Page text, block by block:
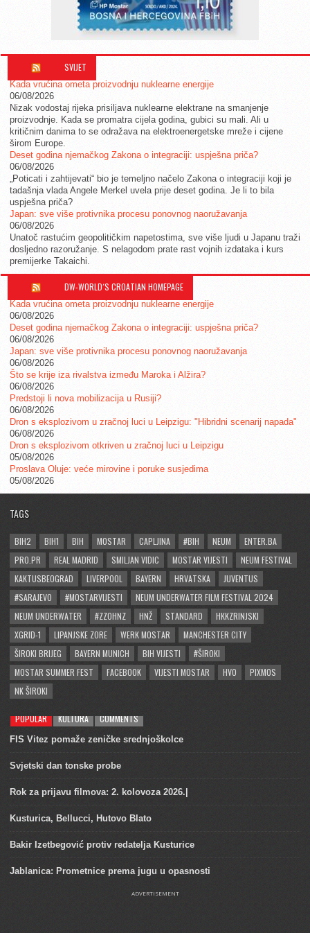
SVIJET
Kada vrućina ometa proizvodnju nuklearne energije
06/08/2026
Nizak vodostaj rijeka prisiljava nuklearne elektrane na smanjenje
proizvodnje. Kada se promatra cijela godina, gubici su mali. Ali u
kritičnim danima to se odražava na elektroenergetske mreže i cijene
širom Europe.
Deset godina njemačkog Zakona o integraciji: uspješna priča?
06/08/2026
„Poticati i zahtijevati“ bio je temeljno načelo Zakona o integraciji koji je
tadašnja vlada Angele Merkel uvela prije deset godina. Je li to bila
uspješna priča?
Japan: sve više protivnika procesu ponovnog naoružavanja
06/08/2026
Unatoč rastućim geopolitičkim napetostima, sve više ljudi u Japanu traži
dosljedno razoružanje. S nelagodom prate rast vojnih izdataka i kurs
premijerke Takaichi.
DW-WORLD´S CROATIAN HOMEPAGE
Kada vrućina ometa proizvodnju nuklearne energije
06/08/2026
Deset godina njemačkog Zakona o integraciji: uspješna priča?
06/08/2026
Japan: sve više protivnika procesu ponovnog naoružavanja
06/08/2026
Što se krije iza rivalstva između Maroka i Alžira?
06/08/2026
Predstoji li nova mobilizacija u Rusiji?
06/08/2026
Dron s eksplozivom u zračnoj luci u Leipzigu: "Hibridni scenarij napada"
06/08/2026
Dron s eksplozivom otkriven u zračnoj luci u Leipzigu
05/08/2026
Proslava Oluje: veće mirovine i poruke susjedima
05/08/2026
TAGS
BIH2 BIH1 BIH MOSTAR CAPLJINA #BIH NEUM
ENTER.BA
PRO.PR
REAL MADRID SMILJAN VIDIC MOSTAR VIJESTI
NEUM FESTIVAL
KAKTUSBEOGRAD
LIVERPOOL BAYERN HRVATSKA
JUVENTUS
#SARAJEVO
#MOSTARVIJESTI
NEUM UNDERWATER FILM FESTIVAL 2024
NEUM UNDERWATER
#ZZOHNZ HNŽ STANDARD
HKKZRINJSKI
XGRID-1
LIPANJSKE ZORE WERK MOSTAR
MANCHESTER CITY
ŠIROKI BRIJEG
BAYERN MUNICH BIH VIJESTI
#ŠIROKI
MOSTAR SUMMER FEST
FACEBOOK VIJESTI MOSTAR HVO
PIXMOS
NK ŠIROKI
POPULAR KULTURA COMMENTS
FIS Vitez pomaže zeničke srednjoškolce
Svjetski dan tonske probe
Rok za prijavu filmova: 2. kolovoza 2026.|
Kusturica, Bellucci, Hutovo Blato
Bakir Izetbegović protiv redatelja Kusturice
Jablanica: Prometnice prema jugu u opasnosti
ADVERTISEMENT